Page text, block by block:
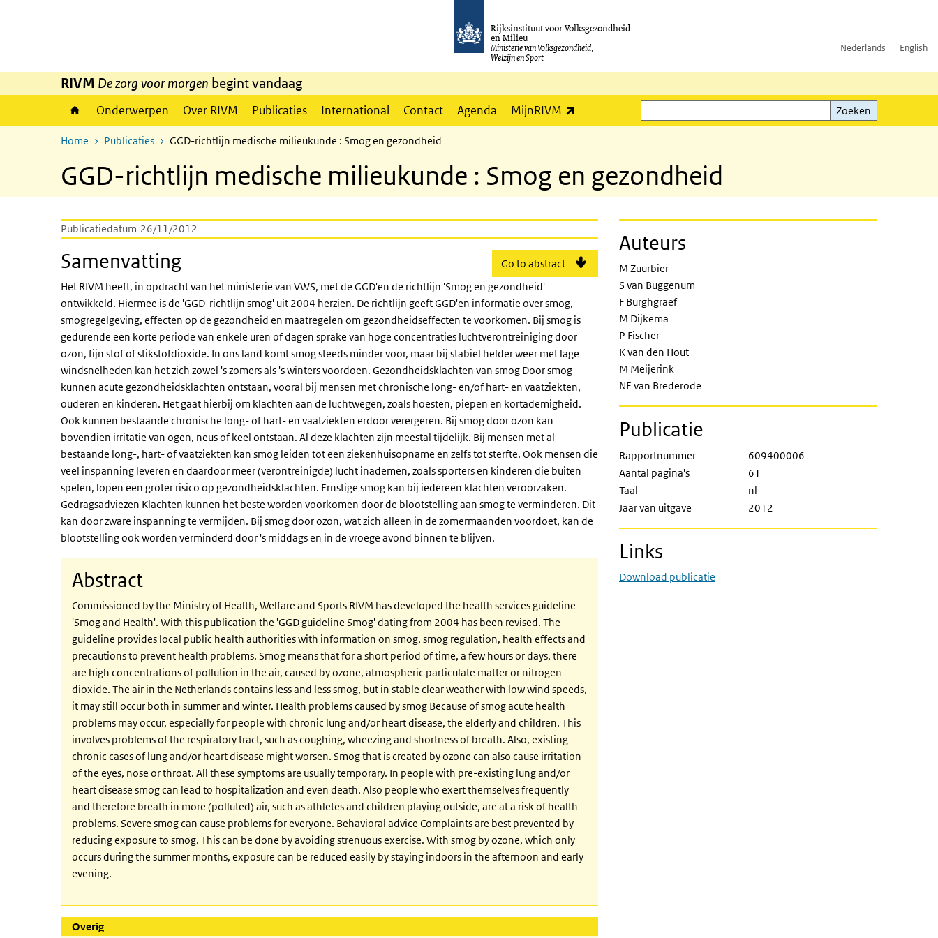
Rijksinstituut voor Volksgezondheid
en Milieu
Ministerie van Volksgezondheid,
Welzijn en Sport
Nederlands English
RIVM De zorg voor morgen begint vandaag
Onderwerpen Over RIVM Publicaties International Contact Agenda MijnRIVM
Zoeken
Zoeken
Home Publicaties GGD-richtlijn medische milieukunde : Smog en gezondheid
GGD-richtlijn medische milieukunde : Smog en gezondheid
Publicatiedatum 26/11/2012
Go to abstract
Samenvatting
Het RIVM heeft, in opdracht van het ministerie van VWS, met de GGD'en de richtlijn 'Smog en gezondheid'
ontwikkeld. Hiermee is de 'GGD-richtlijn smog' uit 2004 herzien. De richtlijn geeft GGD'en informatie over smog,
smogregelgeving, effecten op de gezondheid en maatregelen om gezondheidseffecten te voorkomen. Bij smog is
gedurende een korte periode van enkele uren of dagen sprake van hoge concentraties luchtverontreiniging door
ozon, fijn stof of stikstofdioxide. In ons land komt smog steeds minder voor, maar bij stabiel helder weer met lage
windsnelheden kan het zich zowel 's zomers als 's winters voordoen. Gezondheidsklachten van smog Door smog
kunnen acute gezondheidsklachten ontstaan, vooral bij mensen met chronische long- en/of hart- en vaatziekten,
ouderen en kinderen. Het gaat hierbij om klachten aan de luchtwegen, zoals hoesten, piepen en kortademigheid.
Ook kunnen bestaande chronische long- of hart- en vaatziekten erdoor verergeren. Bij smog door ozon kan
bovendien irritatie van ogen, neus of keel ontstaan. Al deze klachten zijn meestal tijdelijk. Bij mensen met al
bestaande long-, hart- of vaatziekten kan smog leiden tot een ziekenhuisopname en zelfs tot sterfte. Ook mensen die
veel inspanning leveren en daardoor meer (verontreinigde) lucht inademen, zoals sporters en kinderen die buiten
spelen, lopen een groter risico op gezondheidsklachten. Ernstige smog kan bij iedereen klachten veroorzaken.
Gedragsadviezen Klachten kunnen het beste worden voorkomen door de blootstelling aan smog te verminderen. Dit
kan door zware inspanning te vermijden. Bij smog door ozon, wat zich alleen in de zomermaanden voordoet, kan de
blootstelling ook worden verminderd door 's middags en in de vroege avond binnen te blijven.
Abstract
Commissioned by the Ministry of Health, Welfare and Sports RIVM has developed the health services guideline
'Smog and Health'. With this publication the 'GGD guideline Smog' dating from 2004 has been revised. The
guideline provides local public health authorities with information on smog, smog regulation, health effects and
precautions to prevent health problems. Smog means that for a short period of time, a few hours or days, there
are high concentrations of pollution in the air, caused by ozone, atmospheric particulate matter or nitrogen
dioxide. The air in the Netherlands contains less and less smog, but in stable clear weather with low wind speeds,
it may still occur both in summer and winter. Health problems caused by smog Because of smog acute health
problems may occur, especially for people with chronic lung and/or heart disease, the elderly and children. This
involves problems of the respiratory tract, such as coughing, wheezing and shortness of breath. Also, existing
chronic cases of lung and/or heart disease might worsen. Smog that is created by ozone can also cause irritation
of the eyes, nose or throat. All these symptoms are usually temporary. In people with pre-existing lung and/or
heart disease smog can lead to hospitalization and even death. Also people who exert themselves frequently
and therefore breath in more (polluted) air, such as athletes and children playing outside, are at a risk of health
problems. Severe smog can cause problems for everyone. Behavioral advice Complaints are best prevented by
reducing exposure to smog. This can be done by avoiding strenuous exercise. With smog by ozone, which only
occurs during the summer months, exposure can be reduced easily by staying indoors in the afternoon and early
evening.
Overig
Auteurs
M Zuurbier
S van Buggenum
F Burghgraef
M Dijkema
P Fischer
K van den Hout
M Meijerink
NE van Brederode
Publicatie
Rapportnummer
609400006
Aantal pagina's
61
Taal
nl
Jaar van uitgave
2012
Links
Download publicatie